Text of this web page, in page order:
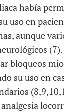
había
uso en
aunque
bloqueos
su uso en